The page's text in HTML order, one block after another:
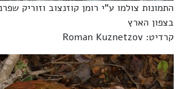
התמונות צולמו ע"י רומן קוזנצוב וזוריק
בצפון הארץ
קרדיט: Roman Kuznetzov